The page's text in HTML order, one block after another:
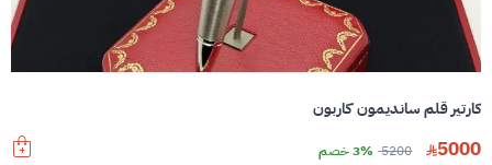
كارتير قلم سانديمون كاربون
5000
5200 3% خصم